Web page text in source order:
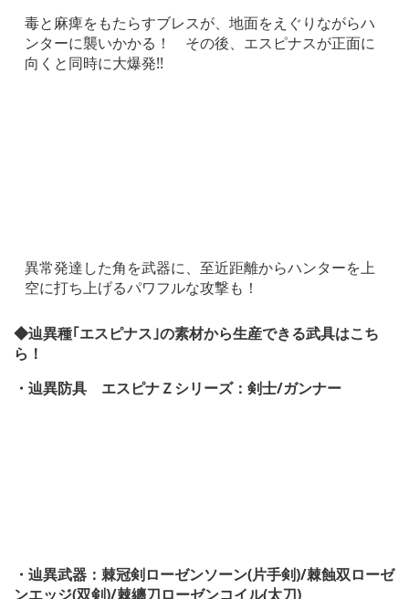
毒と麻痺をもたらすブレスが、地面をえぐりながらハ
ンターに襲いかかる！ その後、エスピナスが正面に
向くと同時に大爆発!!
異常発達した角を武器に、至近距離からハンターを上
空に打ち上げるパワフルな攻撃も！
◆辿異種｢エスピナス｣の素材から生産できる武具はこち
ら！
・辿異防具 エスピナＺシリーズ：剣士/ガンナー
・辿異武器：棘冠剣ローゼンソーン(片手剣)/棘蝕双ローゼ
ンエッジ(双剣)/棘纏刀ローゼンコイル(太刀)